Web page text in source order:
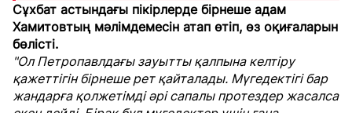
Сұхбат астындағы пікірлерде бірнеше адам
Хамитовтың мәлімдемесін атап өтіп, өз оқиғаларын
бөлісті.
"Ол Петропавлдағы зауытты қалпына келтіру
қажеттігін бірнеше рет қайталады. Мүгедектігі бар
жандарға қолжетімді әрі сапалы протездер жасалса